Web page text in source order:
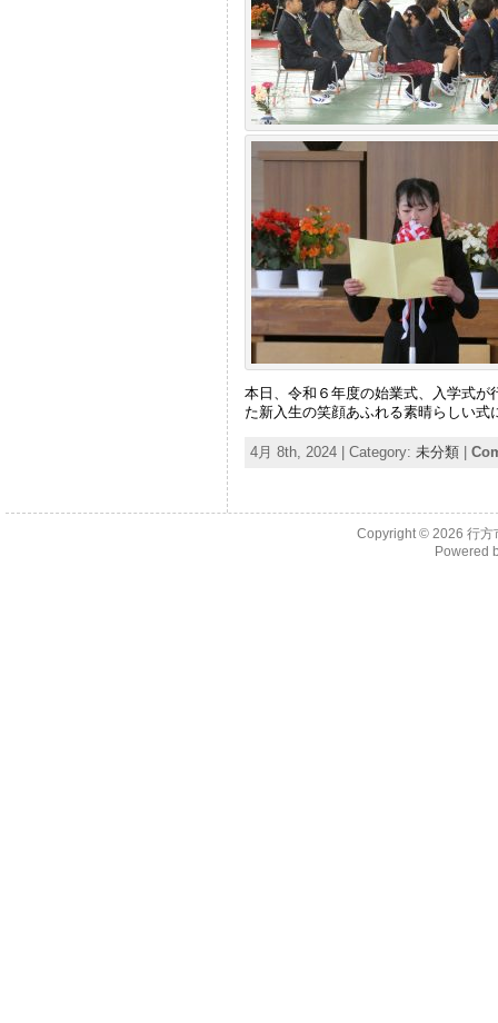
本日、令和６年度の始業式、入学式
た新入生の笑顔あふれる素晴らしい式
4月 8th, 2024 | Category: 未分類|
Copyright © 2026行方
Powered